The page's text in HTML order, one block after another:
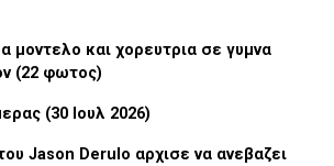
μοντελο και χορευτρια σε γυμνα
(22 φωτος)
(30 Ιουλ 2026)
Jason Derulo αρχισε να ανεβαζει